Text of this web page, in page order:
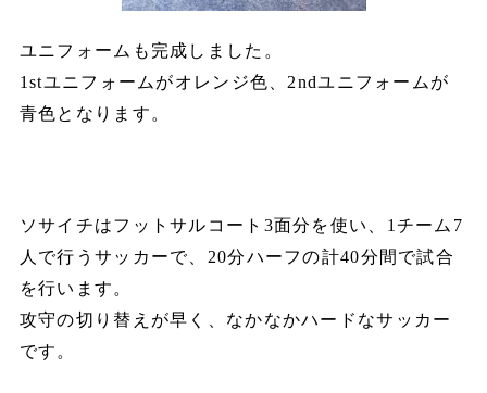
ユニフォームも完成しました。
1stユニフォームがオレンジ色、2ndユニフォームが
青色となります。
ソサイチはフットサルコート3面分を使い、1チーム7
人で行うサッカーで、20分ハーフの計40分間で試合
を行います。
攻守の切り替えが早く、なかなかハードなサッカー
です。